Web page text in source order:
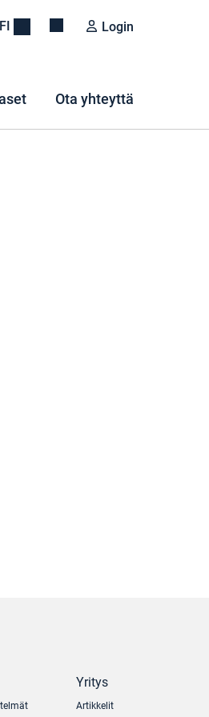
FI Login
Ota yhteyttä
Yritys
Artikkelit